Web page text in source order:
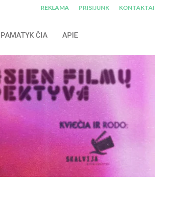
REKLAMA PRISIJUNK KONTAKTAI
PAMATYK ČIA APIE